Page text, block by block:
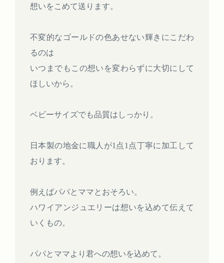
想いをこめて送ります。
不変的なゴールドの色あせない輝きにこだわ
るのは
いつまでもこの想いを変わらずに大切にして
ほしいから。
ベビーサイズでも品質はしっかり。
日本製の地金に職人が1点1点丁寧に加工して
おります。
例えばパパとママとおそろい。
ハワイアンジュエリーは想いを込めて伝えて
いくもの。
パパとママより君への想いを込めて。